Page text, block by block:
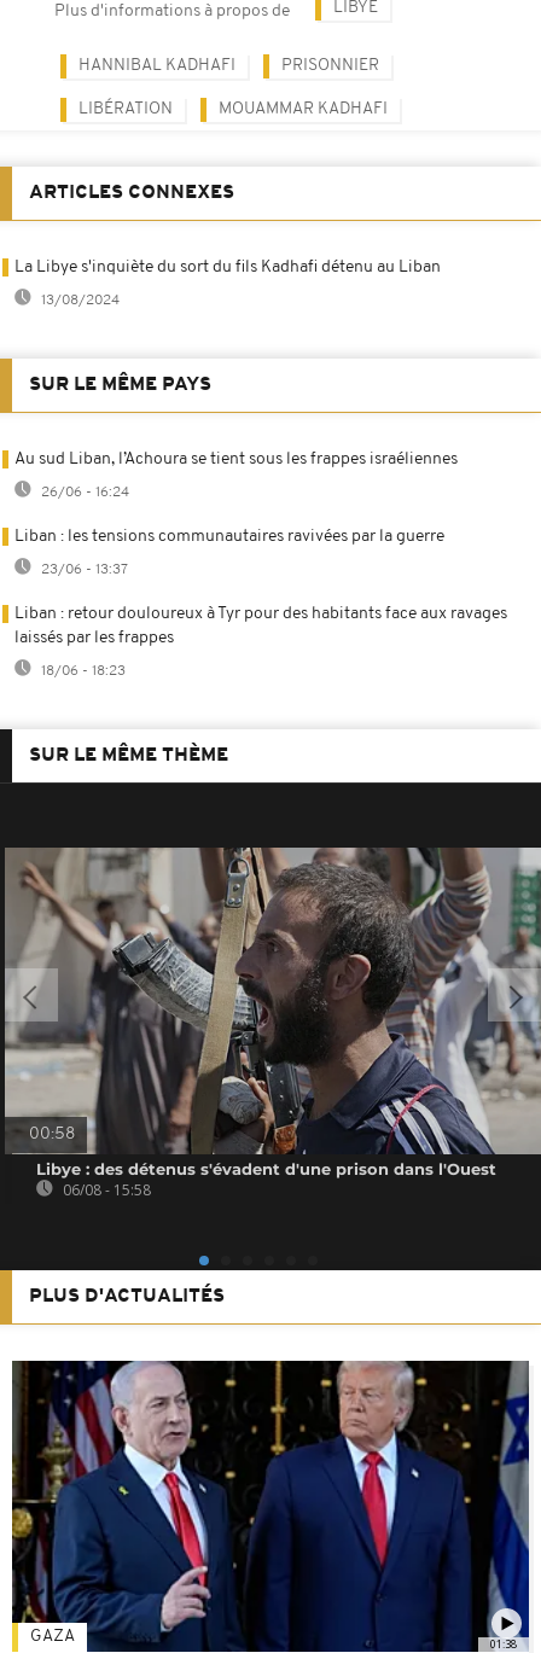
Plus d'informations à propos de LIBYE
HANNIBAL KADHAFI PRISONNIER
LIBÉRATION MOUAMMAR KADHAFI
ARTICLES CONNEXES
La Libye s'inquiète du sort du fils Kadhafi détenu au Liban
13/08/2024
SUR LE MÊME PAYS
Au sud Liban, l’Achoura se tient sous les frappes israéliennes
26/06 - 16:24
Liban : les tensions communautaires ravivées par la guerre
23/06 - 13:37
Liban : retour douloureux à Tyr pour des habitants face aux ravages
laissés par les frappes
18/06 - 18:23
SUR LE MÊME THÈME
00:58
Libye : des détenus s'évadent d'une prison dans l'Ouest
06/08 - 15:58
PLUS D'ACTUALITÉS
01:38
GAZA